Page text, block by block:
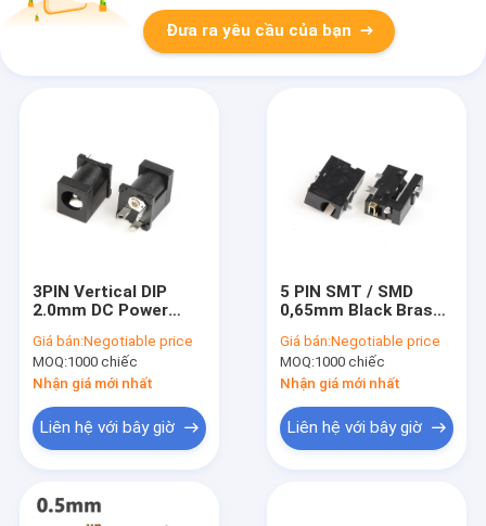
Đưa ra yêu cầu của bạn
3PIN Vertical DIP
2.0mm DC Power
nữ RCA
Giá bán:Negotiable price
MOQ:1000 chiếc
Nhận giá mới nhất
Liên hệ với bây giờ
5 PIN SMT / SMD
0,65mm Black Brass
Jack Socket
Connectors
Giá bán:Negotiable price
MOQ:1000 chiếc
Nhận giá mới nhất
Liên hệ với bây giờ